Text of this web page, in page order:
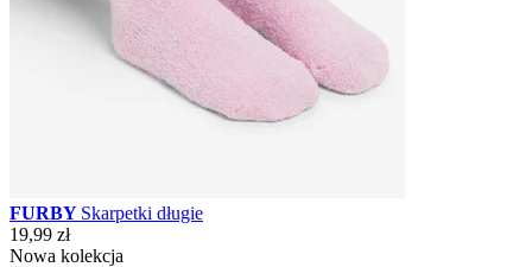
FURBY Skarpetki długie
19,99 zł
Nowa kolekcja